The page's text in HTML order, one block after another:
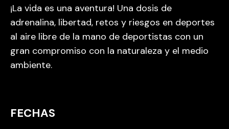
¡La vida es una aventura! Una dosis de
adrenalina, libertad, retos y riesgos en deportes
al aire libre de la mano de deportistas con un
gran compromiso con la naturaleza y el medio
ambiente.
FECHAS